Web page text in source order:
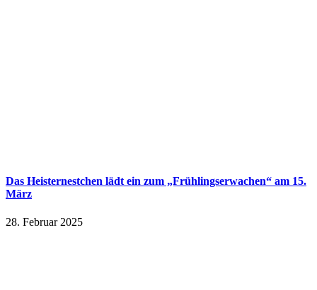
Das Heisternestchen lädt ein zum „Frühlingserwachen“ am 15.
März
28. Februar 2025